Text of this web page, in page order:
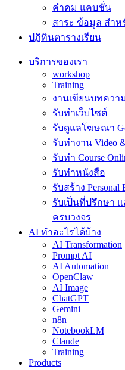
คำคม แคบชั่น
สาระ ข้อมูล สำ
ปฏิทินตารางเรียน
บริการของเรา
workshop
Training
งานเขียนบทความ
รับทำเว็บไซต์
รับดูแลโฆษณา
รับทำงาน Video
รับทำ Course
รับทำหนังสือ
รับสร้าง Personal
รับเป็นที่ปรึกษา
ครบวงจร
AI ทำอะไรได้บ้าง
AI Transformation
Prompt AI
AI Automation
OpenClaw
AI Image
ChatGPT
Gemini
n8n
NotebookLM
Claude
Training
Products